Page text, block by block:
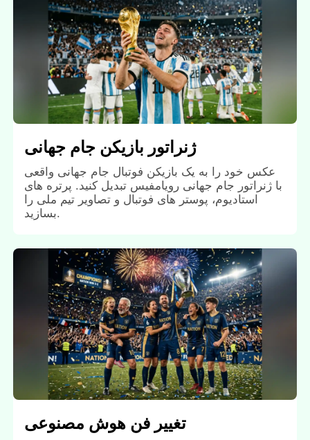
ژنراتور بازیکن جام جهانی
عکس خود را به یک بازیکن فوتبال جام جهانی واقعی
با ژنراتور جام جهانی رویامفیس تبدیل کنید. پرتره های
استادیوم، پوستر های فوتبال و تصاویر تیم ملی را
بسازید.
تغییر فن هوش مصنوعی